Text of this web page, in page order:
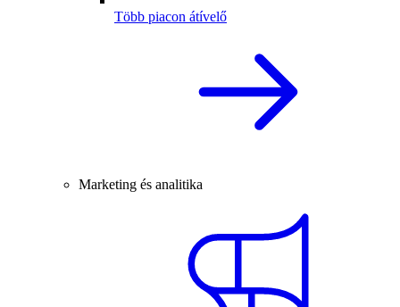
Több piacon átívelő
Marketing és analitika